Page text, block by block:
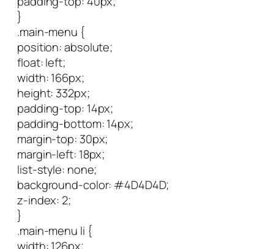
}
.main-menu {
position: absolute;
float: left;
width: 166px;
height: 332px;
padding-top: 14px;
padding-bottom: 14px;
margin-top: 30px;
margin-left: 18px;
list-style: none;
background-color: #4D4D4D;
z-index: 2;
}
.main-menu li {